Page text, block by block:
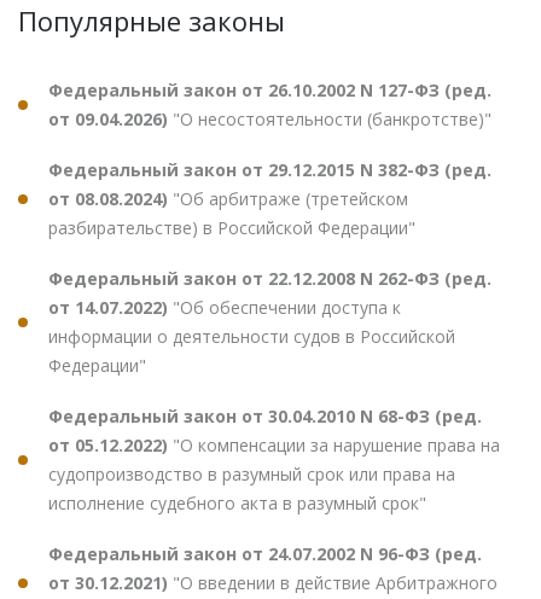
Популярные законы
Федеральный закон от 26.10.2002 N 127-ФЗ (ред.
от 09.04.2026) "О несостоятельности (банкротстве)"
Федеральный закон от 29.12.2015 N 382-ФЗ (ред.
от 08.08.2024) "Об арбитраже (третейском
разбирательстве) в Российской Федерации"
Федеральный закон от 22.12.2008 N 262-ФЗ (ред.
от 14.07.2022) "Об обеспечении доступа к
информации о деятельности судов в Российской
Федерации"
Федеральный закон от 30.04.2010 N 68-ФЗ (ред.
от 05.12.2022) "О компенсации за нарушение права на
судопроизводство в разумный срок или права на
исполнение судебного акта в разумный срок"
Федеральный закон от 24.07.2002 N 96-ФЗ (ред.
от 30.12.2021) "О введении в действие Арбитражного